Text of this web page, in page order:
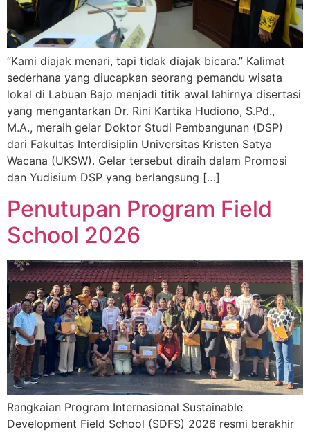
“Kami diajak menari, tapi tidak diajak bicara.” Kalimat
sederhana yang diucapkan seorang pemandu wisata
lokal di Labuan Bajo menjadi titik awal lahirnya disertasi
yang mengantarkan Dr. Rini Kartika Hudiono, S.Pd.,
M.A., meraih gelar Doktor Studi Pembangunan (DSP)
dari Fakultas Interdisiplin Universitas Kristen Satya
Wacana (UKSW). Gelar tersebut diraih dalam Promosi
dan Yudisium DSP yang berlangsung […]
Penutupan Program Field
School 2026
Rangkaian Program Internasional Sustainable
Development Field School (SDFS) 2026 resmi berakhir